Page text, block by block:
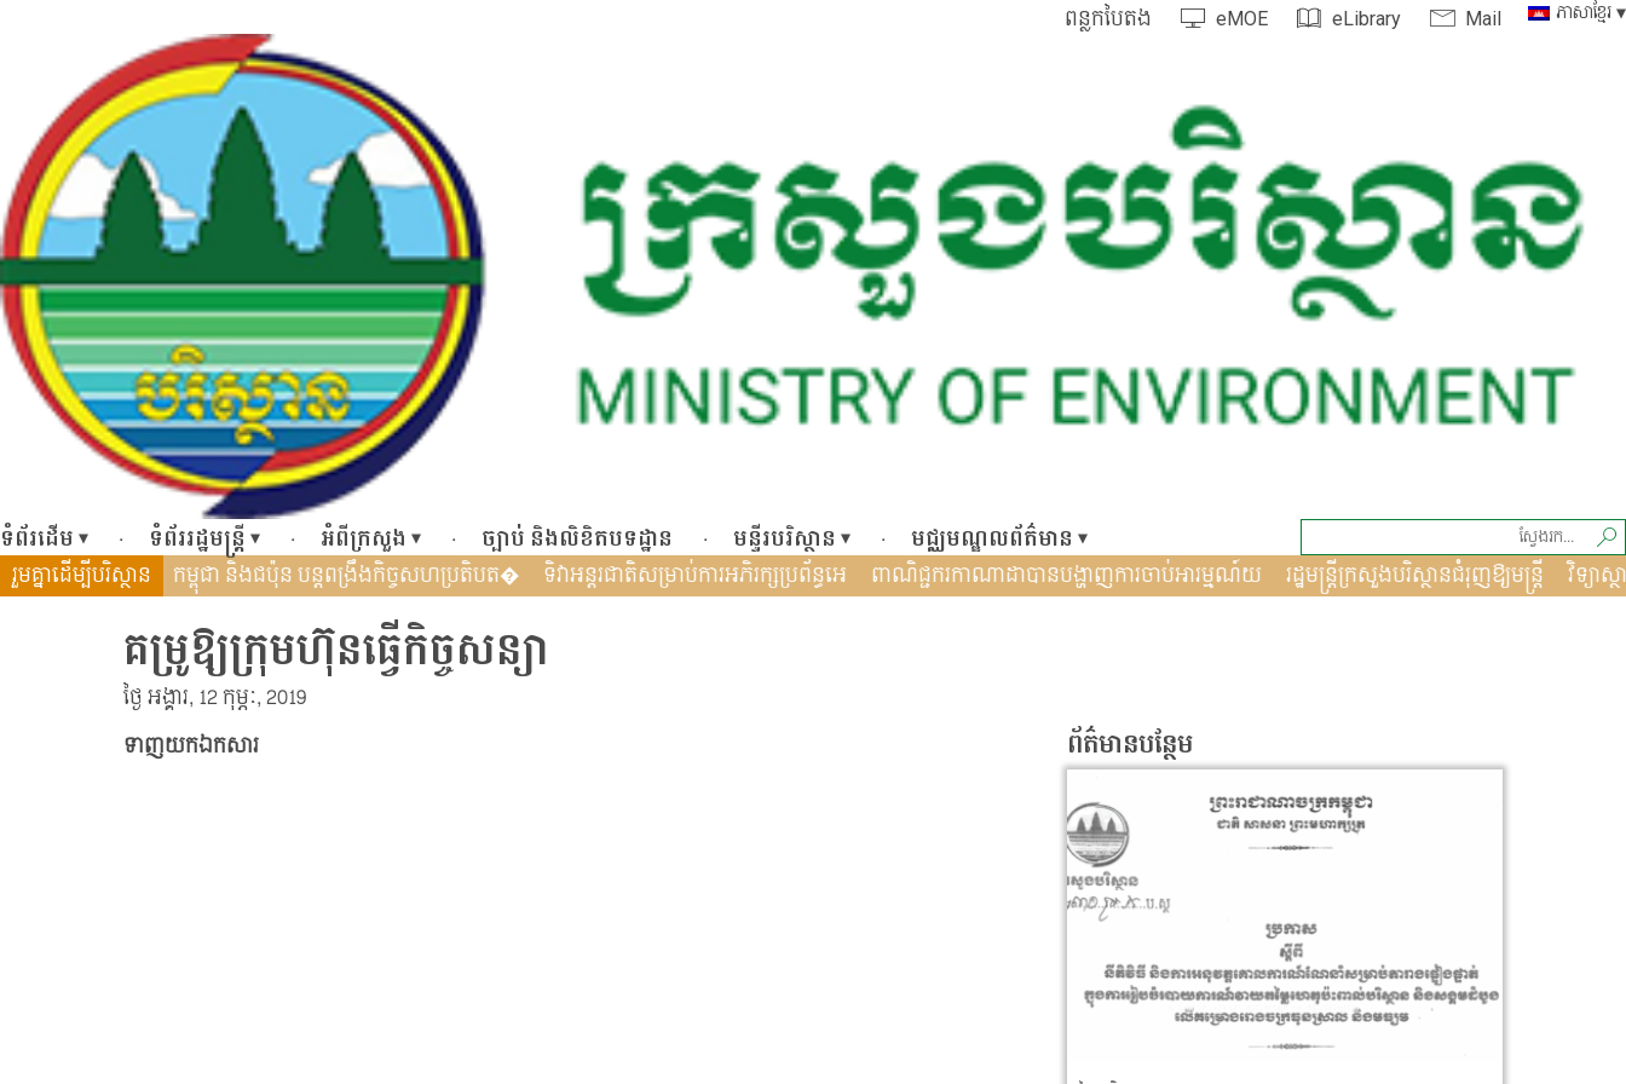
ពន្លកបៃតង eMOE eLibrary Mail ភាសាខ្មែរ
ទំព័រដើម ទំព័ររដ្ឋមន្ត្រី អំពីក្រសួង ច្បាប់ និងលិខិតបទដ្ឋាន មន្ទីរបរិស្ថាន
មជ្ឈមណ្ឌលព័ត៌មាន
រួមគ្នាដើម្បីបរិស្ថាន
ងសកល (GGGI) បន្តពង្រឹង� កម្ពុជា និងជប៉ុន បន្តពង្រឹងកិច្ចសហប្រតិបត� ទិវាអន្តរជាតិសម្រាប់ការអភិរក្សប្រព័ន្ធអេ ពាណិជ្ជករកាណាដាបានបង្ហាញការចាប់អារម្មណ៍យ រដ្ឋមន្រ្តីក្រសួងបរិស្ថានជំរុញឱ្យមន្
គម្រូឱ្យក្រុមហ៊ុនធ្វើកិច្ចសន្យា
ថ្ងៃ អង្គារ, 12 កុម្ភៈ, 2019
ទាញយកឯកសារ
ព័ត៌មានបន្ថែម